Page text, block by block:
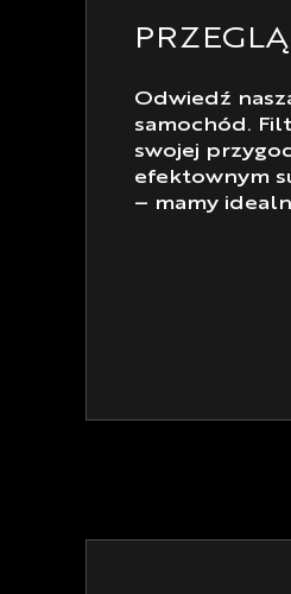
Odwiedź
samochód.
swojej
efektownym
– mamy